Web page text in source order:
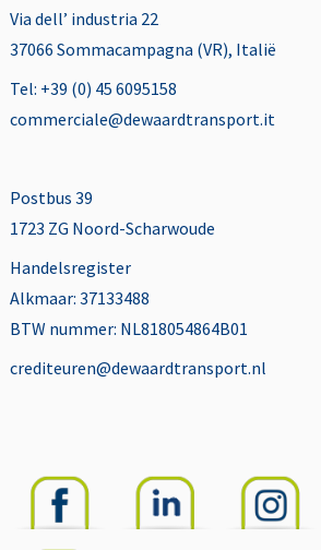
Via dell’ industria 22
37066 Sommacampagna (VR), Italië
Tel: +39 (0) 45 6095158
commerciale@dewaardtransport.it
Postbus 39
1723 ZG Noord-Scharwoude
Handelsregister
Alkmaar: 37133488
BTW nummer: NL818054864B01
crediteuren@dewaardtransport.nl